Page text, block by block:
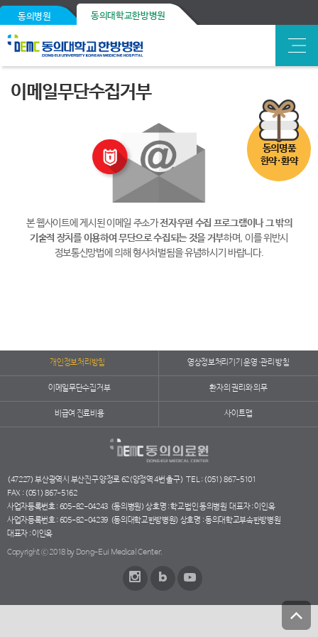
동의병원 동의대학교한방병원
동의명품
한약·환약
이메일무단수집거부
본 웹사이트에 게시된 이메일 주소가전자우편 수집 프로그램이나 그 밖의
기술적 장치를 이용하여 무단으로 수집되는 것을 거부하며, 이를 위반시
개인정보처리방침 영상정보처리기기 운영·관리 방침
이메일무단수집거부 환자의 권리와 의무
비급여 진료비용 사이트맵
(47227) 부산광역시 부산진구 양정로 62(양정역 4번 출구) TEL : (051) 867-5101
FAX : (051) 867-5162
사업자등록번호 : 605-82-04243 (동의병원) 상호명 : 학교법인 동의병원 대표자 : 이인옥
사업자등록번호 : 605-82-04239 (동의대학교한방병원) 상호명 : 동의대학교부속한방병원
대표자 : 이인옥
Copyright ⓒ 2018 by Dong-Eui Medical Center.